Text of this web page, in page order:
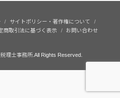
サイトポリシー・著作権について
商取引法に基づく表示 お問い合わせ
理士事務所.All Rights Reserved.